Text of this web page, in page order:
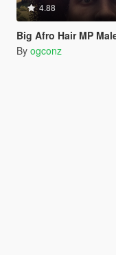
4.88
Big Afro Hair MP
By ogconz